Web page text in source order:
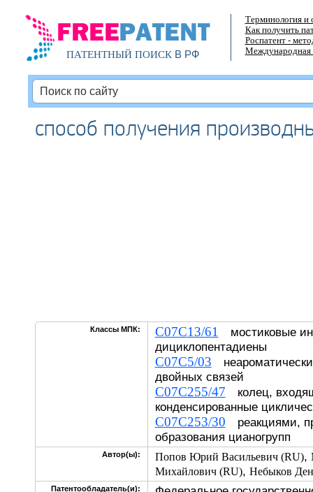
ПАТЕНТНЫЙ ПОИСКВ РФ
Терминология и
Как получить
Роспатент -
Международная
способ получения
Классы МПК: C07C13/61
мостиковые
дициклопентадиены
C07C5/03
двойных связей
C07C255/47 колец,
конденсированные
C07C253/30 реакциями,
образования цианогрупп
Автор(ы): Попов Юрий Васильевич (RU),
Михайлович (RU), Небыков
Патентообладатель(и):